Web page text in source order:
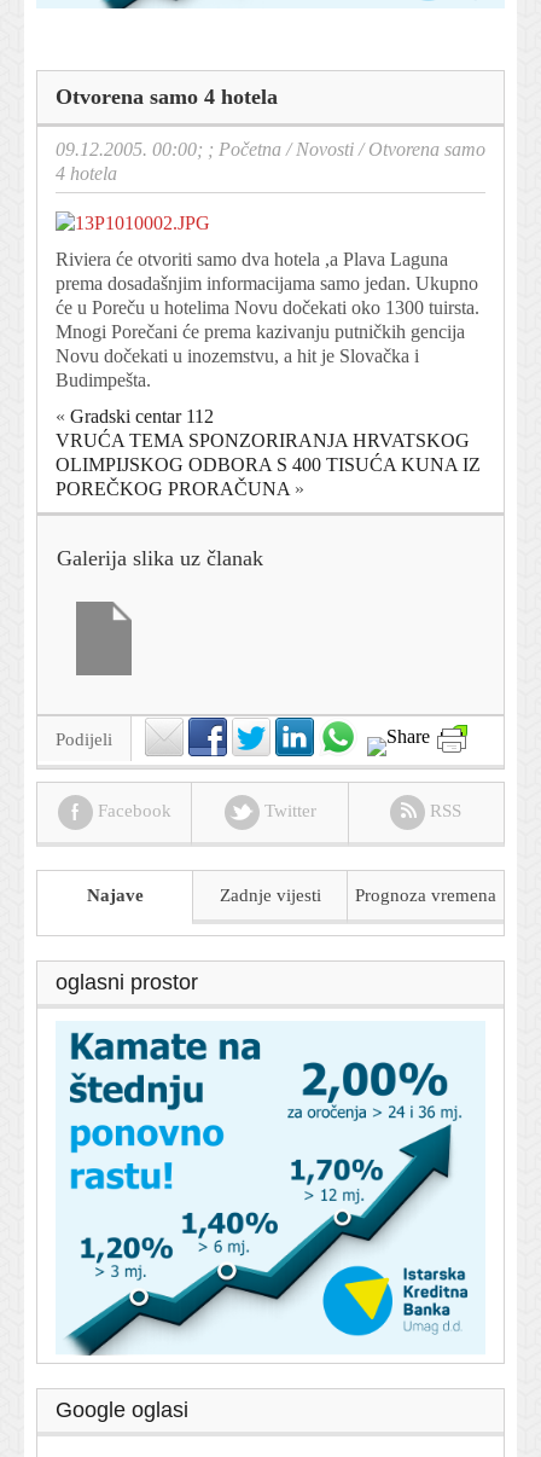
Otvorena samo 4 hotela
09.12.2005. 00:00; ; Početna /Novosti /Otvorena samo
4 hotela
Riviera će otvoriti samo dva hotela ,a Plava Laguna
prema dosadašnjim informacijama samo jedan. Ukupno
će u Poreču u hotelima Novu dočekati oko 1300 tuirsta.
Mnogi Porečani će prema kazivanju putničkih gencija
Novu dočekati u inozemstvu, a hit je Slovačka i
Budimpešta.
« Gradski centar 112
VRUĆA TEMA SPONZORIRANJA HRVATSKOG
OLIMPIJSKOG ODBORA S 400 TISUĆA KUNA IZ
POREČKOG PRORAČUNA »
Galerija slika uz članak
Podijeli
Facebook Twitter RSS
Najave Zadnje vijesti Prognoza vremena
oglasni prostor
Google oglasi